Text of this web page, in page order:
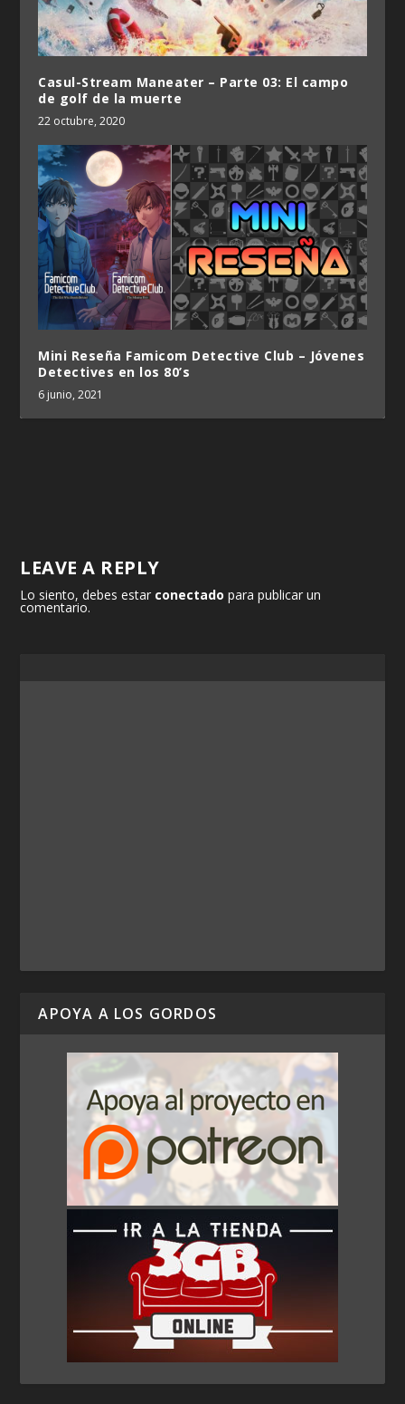
Casul-Stream Maneater – Parte 03: El campo
de golf de la muerte
22 octubre, 2020
Mini Reseña Famicom Detective Club – Jóvenes
Detectives en los 80’s
6 junio, 2021
LEAVE A REPLY
Lo siento, debes estar conectado para publicar un
comentario.
APOYA A LOS GORDOS